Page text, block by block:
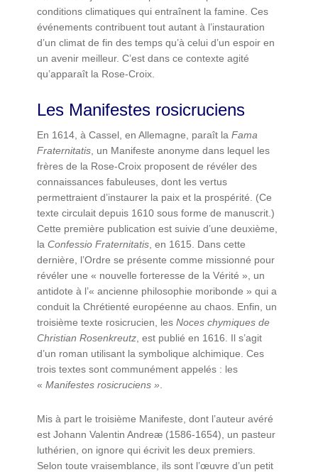
conditions climatiques qui entraînent la famine. Ces
événements contribuent tout autant à l’instauration
d’un climat de fin des temps qu’à celui d’un espoir en
un avenir meilleur. C’est dans ce contexte agité
qu’apparaît la Rose-Croix.
Les Manifestes rosicruciens
En 1614, à Cassel, en Allemagne, paraît laFama
Fraternitatis , un Manifeste anonyme dans lequel les
frères de la Rose-Croix proposent de révéler des
connaissances fabuleuses, dont les vertus
permettraient d’instaurer la paix et la prospérité. (Ce
texte circulait depuis 1610 sous forme de manuscrit.)
Cette première publication est suivie d’une deuxième,
laConfessio Fraternitatis , en 1615. Dans cette
dernière, l’Ordre se présente comme missionné pour
révéler une « nouvelle forteresse de la Vérité », un
antidote à l’« ancienne philosophie moribonde » qui a
conduit la Chrétienté européenne au chaos. Enfin, un
troisième texte rosicrucien, lesNoces chymiques de
Christian Rosenkreutz , est publié en 1616. Il s’agit
d’un roman utilisant la symbolique alchimique. Ces
trois textes sont communément appelés : les
«Manifestes rosicruciens »
Mis à part le troisième Manifeste, dont l’auteur avéré
est Johann Valentin Andreæ (1586-1654), un pasteur
luthérien, on ignore qui écrivit les deux premiers.
Selon toute vraisemblance, ils sont l’œuvre d’un petit